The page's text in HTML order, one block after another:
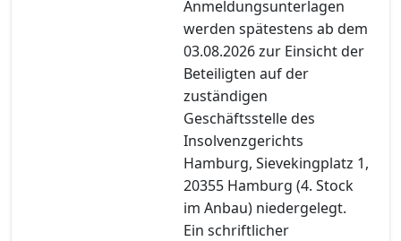
Anmeldungsunterlagen
werden spätestens ab dem
03.08.2026 zur Einsicht der
Beteiligten auf der
zuständigen
Geschäftsstelle des
Insolvenzgerichts
Hamburg, Sievekingplatz 1,
20355 Hamburg (4. Stock
im Anbau) niedergelegt.
Ein schriftlicher